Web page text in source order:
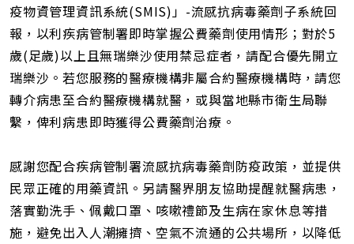
疫物資管理資訊系統(SMIS)」-流感抗病毒藥劑子系統回
報，以利疾病管制署即時掌握公費藥劑使用情形；對於5
歲(足歲)以上且無瑞樂沙使用禁忌症者，請配合優先開立
瑞樂沙。若您服務的醫療機構非屬合約醫療機構時，請您
轉介病患至合約醫療機構就醫，或與當地縣市衛生局聯
繫，俾利病患即時獲得公費藥劑治療。
感謝您配合疾病管制署流感抗病毒藥劑防疫政策，並提供
民眾正確的用藥資訊。另請醫界朋友協助提醒就醫病患，
落實勤洗手、佩戴口罩、咳嗽禮節及生病在家休息等措
施，避免出入人潮擁擠、空氣不流通的公共場所，以降低